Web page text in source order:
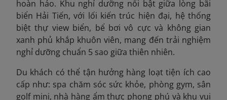
hoàn hảo. Khu nghỉ dưỡng nổi bật giữa lòng bãi
biển Hải Tiến, với lối kiến trúc hiện đại, hệ thống
biệt thự view biển, bể bơi vô cực và không gian
xanh phủ khắp khuôn viên, mang đến trải nghiệm
nghỉ dưỡng chuẩn 5 sao giữa thiên nhiên.
Du khách có thể tận hưởng hàng loạt tiện ích cao
cấp như: spa chăm sóc sức khỏe, phòng gym, sân
golf mini, nhà hàng ẩm thực phong phú và khu vui